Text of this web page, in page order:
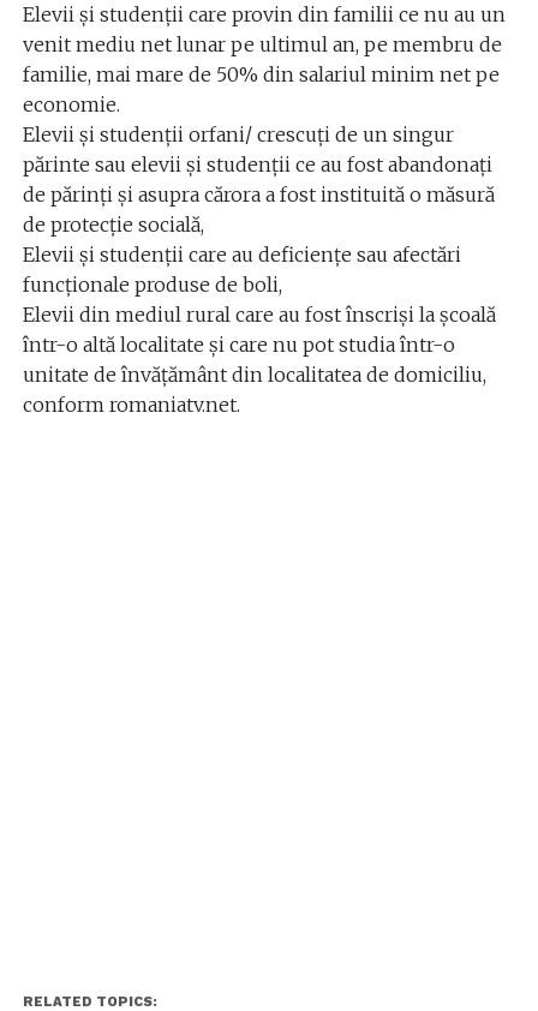
Elevii și studenții care provin din familii ce nu au un
venit mediu net lunar pe ultimul an, pe membru de
familie, mai mare de 50% din salariul minim net pe
economie.
Elevii și studenții orfani/ crescuți de un singur
părinte sau elevii și studenții ce au fost abandonați
de părinți și asupra cărora a fost instituită o măsură
de protecție socială,
Elevii și studenții care au deficiențe sau afectări
funcționale produse de boli,
Elevii din mediul rural care au fost înscriși la școală
într-o altă localitate și care nu pot studia într-o
unitate de învățământ din localitatea de domiciliu,
conform romaniatv.net.
RELATED TOPICS: